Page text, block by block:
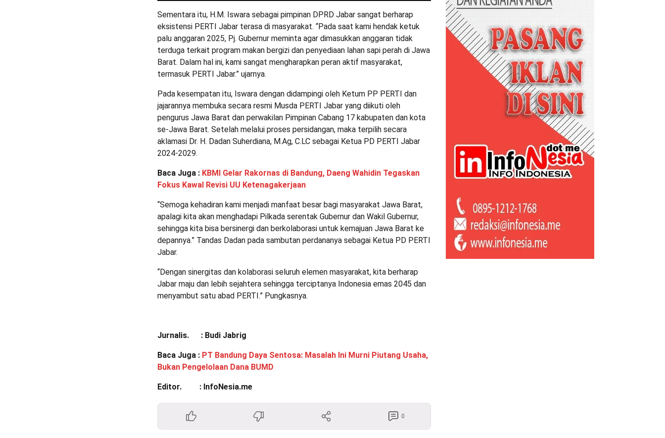
Sementara itu, H.M. Iswara sebagai pimpinan DPRD Jabar sangat berharap
eksistensi PERTI Jabar terasa di masyarakat. “Pada saat kami hendak ketuk
palu anggaran 2025, Pj. Gubernur meminta agar dimasukkan anggaran tidak
terduga terkait program makan bergizi dan penyediaan lahan sapi perah di Jawa
Barat. Dalam hal ini, kami sangat mengharapkan peran aktif masyarakat,
termasuk PERTI Jabar.” ujarnya.
Pada kesempatan itu, Iswara dengan didampingi oleh Ketum PP PERTI dan
jajarannya membuka secara resmi Musda PERTI Jabar yang diikuti oleh
pengurus Jawa Barat dan perwakilan Pimpinan Cabang 17 kabupaten dan kota
se-Jawa Barat. Setelah melalui proses persidangan, maka terpilih secara
aklamasi Dr. H. Dadan Suherdiana, M.Ag, C.LC sebagai Ketua PD PERTI Jabar
2024-2029.
Baca Juga : KBMI Gelar Rakornas di Bandung, Daeng Wahidin Tegaskan
Fokus Kawal Revisi UU Ketenagakerjaan
“Semoga kehadiran kami menjadi manfaat besar bagi masyarakat Jawa Barat,
apalagi kita akan menghadapi Pilkada serentak Gubernur dan Wakil Gubernur,
sehingga kita bisa bersinergi dan berkolaborasi untuk kemajuan Jawa Barat ke
depannya.” Tandas Dadan pada sambutan perdananya sebagai Ketua PD PERTI
Jabar.
“Dengan sinergitas dan kolaborasi seluruh elemen masyarakat, kita berharap
Jabar maju dan lebih sejahtera sehingga terciptanya Indonesia emas 2045 dan
menyambut satu abad PERTI.” Pungkasnya.
Jurnalis. : Budi Jabrig
Baca Juga : PT Bandung Daya Sentosa: Masalah Ini Murni Piutang Usaha,
Bukan Pengelolaan Dana BUMD
Editor. : InfoNesia.me
0